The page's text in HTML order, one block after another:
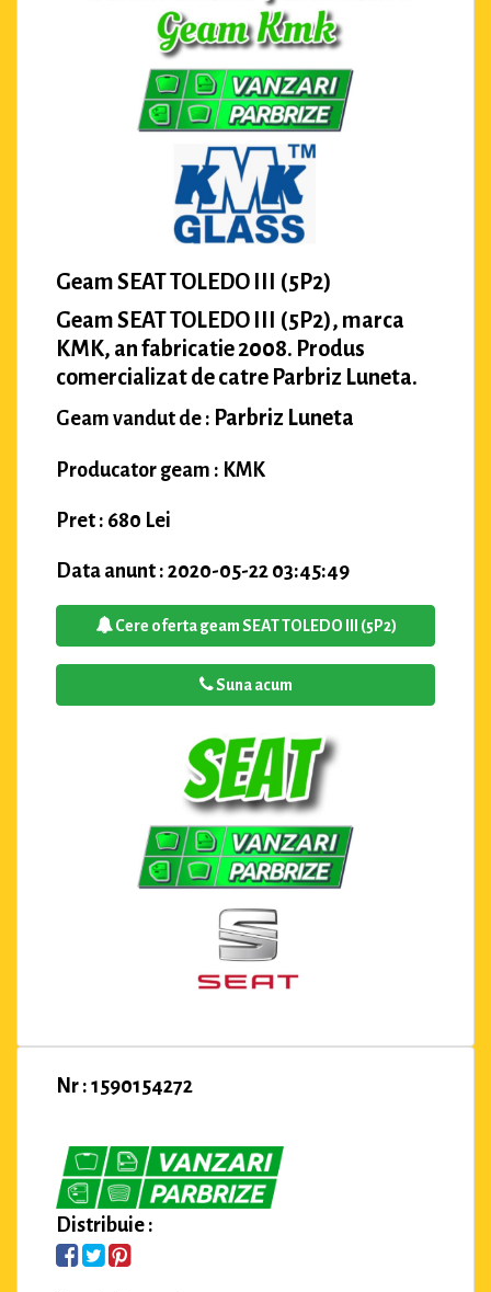
Geam SEAT TOLEDO III (5P2)
Geam SEAT TOLEDO III (5P2), marca
KMK, an fabricatie 2008. Produs
comercializat de catre Parbriz Luneta.
Geam vandut de : Parbriz Luneta
Producator geam : KMK
Pret : 680 Lei
Data anunt : 2020-05-22 03:45:49
Cere oferta geam SEAT TOLEDO III (5P2)
Suna acum
Nr : 1590154272
Distribuie :